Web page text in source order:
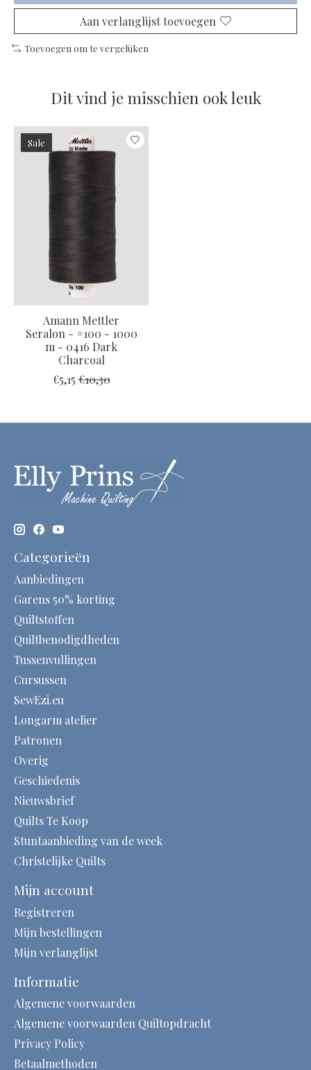
Aan verlanglijst toevoegen
Toevoegen om te vergelijken
Dit vind je misschien ook leuk
Items van productcarrousel
Sale
Amann Mettler
Seralon - #100 - 1000
m - 0416 Dark
Charcoal
€5,15 €10,30
Categorieën
Aanbiedingen
Garens 50% korting
Quiltstoffen
Quiltbenodigdheden
Tussenvullingen
Cursussen
SewEzi.eu
Longarm atelier
Patronen
Overig
Geschiedenis
Nieuwsbrief
Quilts Te Koop
Stuntaanbieding van de week
Christelijke Quilts
Mijn account
Registreren
Mijn bestellingen
Mijn verlanglijst
Informatie
Algemene voorwaarden
Algemene voorwaarden Quiltopdracht
Privacy Policy
Betaalmethoden